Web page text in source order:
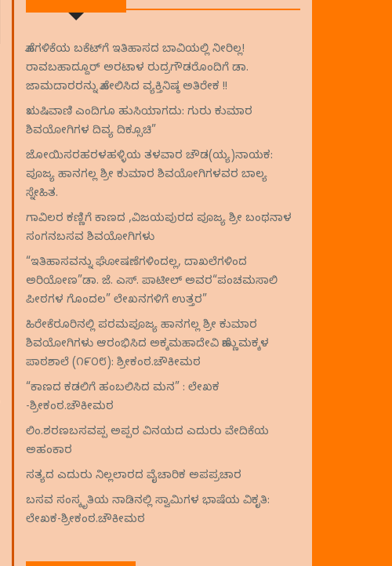
ಹೊಗಳಿಕೆಯ ಬಕೆಟ್‌ಗೆ ಇತಿಹಾಸದ ಬಾವಿಯಲ್ಲಿ ನೀರಿಲ್ಲ!
ರಾವಬಹಾದ್ದೂರ್ ಅರಟಾಳ ರುದ್ರಗೌಡರೊಂದಿಗೆ ಡಾ.
ಜಾಮದಾರರನ್ನು ಹೋಲಿಸಿದ ವ್ಯಕ್ತಿನಿಷ್ಠ ಅತಿರೇಕ !!
ಋಷಿವಾಣಿ ಎಂದಿಗೂ ಹುಸಿಯಾಗದು: ಗುರು ಕುಮಾರ
ಶಿವಯೋಗಿಗಳ ದಿವ್ಯ ದಿಕ್ಸೂಚಿ”
ಜೋಯಿಸರಹರಳಹಳ್ಳಿಯ ತಳವಾರ ಚೌಡ(ಯ್ಯ)ನಾಯಕ:
ಪೂಜ್ಯ ಹಾನಗಲ್ಲ ಶ್ರೀ ಕುಮಾರ ಶಿವಯೋಗಿಗಳವರ ಬಾಲ್ಯ
ಸ್ನೇಹಿತ.
ಗಾವಿಲರ ಕಣ್ಣಿಗೆ ಕಾಣದ ,ವಿಜಯಪುರದ ಪೂಜ್ಯ ಶ್ರೀ ಬಂಥನಾಳ
ಸಂಗನಬಸವ ಶಿವಯೋಗಿಗಳು
“ಇತಿಹಾಸವನ್ನು ಘೋಷಣೆಗಳಿಂದಲ್ಲ, ದಾಖಲೆಗಳಿಂದ
ಅರಿಯೋಣ”ಡಾ. ಜೆ. ಎಸ್. ಪಾಟೀಲ್ ಅವರ“ಪಂಚಮಸಾಲಿ
ಪೀಠಗಳ ಗೊಂದಲ” ಲೇಖನಗಳಿಗೆ ಉತ್ತರ”
ಹಿರೇಕೆರೂರಿನಲ್ಲಿ ಪರಮಪೂಜ್ಯ ಹಾನಗಲ್ಲ ಶ್ರೀ ಕುಮಾರ
ಶಿವಯೋಗಿಗಳು ಆರಂಭಿಸಿದ ಅಕ್ಕಮಹಾದೇವಿ ಹೆಣ್ಣುಮಕ್ಕಳ
ಪಾಠಶಾಲೆ (೧೯೦೮): ಶ್ರೀಕಂಠ.ಚೌಕೀಮಠ
“ಕಾಣದ ಕಡಲಿಗೆ ಹಂಬಲಿಸಿದ ಮನ” : ಲೇಖಕ
-ಶ್ರೀಕಂಠ.ಚೌಕೀಮಠ
ಲಿಂ.ಶರಣಬಸವಪ್ಪ ಅಪ್ಪರ ವಿನಯದ ಎದುರು ವೇದಿಕೆಯ
ಅಹಂಕಾರ
ಸತ್ಯದ ಎದುರು ನಿಲ್ಲಲಾರದ ವೈಚಾರಿಕ ಅಪಪ್ರಚಾರ
ಬಸವ ಸಂಸ್ಕೃತಿಯ ನಾಡಿನಲ್ಲಿ ಸ್ವಾಮಿಗಳ ಭಾಷೆಯ ವಿಕೃತಿ:
ಲೇಖಕ-ಶ್ರೀಕಂಠ.ಚೌಕೀಮಠ